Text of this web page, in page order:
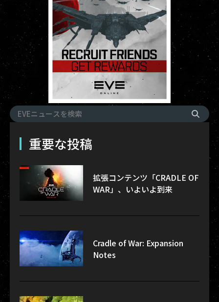
重要な投稿
拡張コンテンツ「CRADLE OF
WAR」、いよいよ到来
Cradle of War: Expansion
Notes